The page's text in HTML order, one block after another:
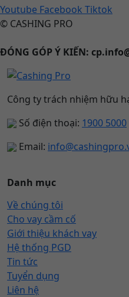
Youtube Facebook Tiktok
© CASHING PRO
ĐÓNG GÓP Ý KIẾN:
Công ty trách nhiệm hữu
Số điện thoại: 1900 5000
Email:
Danh mục
Về chúng tôi
Cho vay cầm cố
Giới thiệu khách vay
Hệ thống PGD
Tin tức
Tuyển dụng
Liên hệ